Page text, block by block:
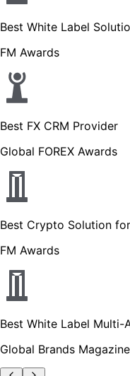
Best White Label
FM Awards
Best FX CRM Provider
Global FOREX Awards
Best Crypto Solution
FM Awards
Best White Label
Global Brands Magazine